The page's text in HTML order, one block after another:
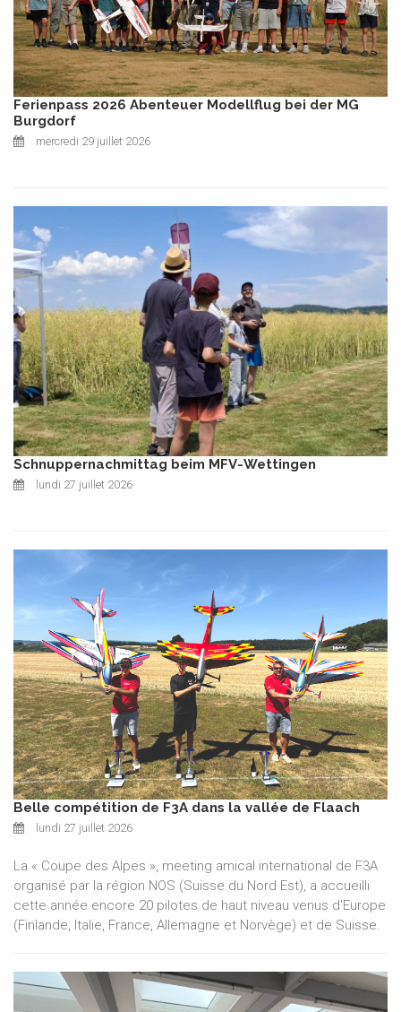
Ferienpass 2026 Abenteuer Modellflug bei der MG
Burgdorf
mercredi 29 juillet 2026
Schnuppernachmittag beim MFV-Wettingen
lundi 27 juillet 2026
Belle compétition de F3A dans la vallée de Flaach
lundi 27 juillet 2026
La « Coupe des Alpes », meeting amical international de F3A
organisé par la région NOS (Suisse du Nord Est), a accueilli
cette année encore 20 pilotes de haut niveau venus d'Europe
(Finlande, Italie, France, Allemagne et Norvège) et de Suisse.